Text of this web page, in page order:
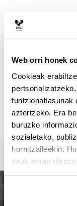
Web orri honek
Cookieak
funtzionaltasunak
aztertzeko. Era
buruzko
sozialetako,
hornitzaileekin.
zeuk eman
eskuratu duten
Masterraren
VEGA BAYO,
Master
Secretariat
oficina-
946017082 /